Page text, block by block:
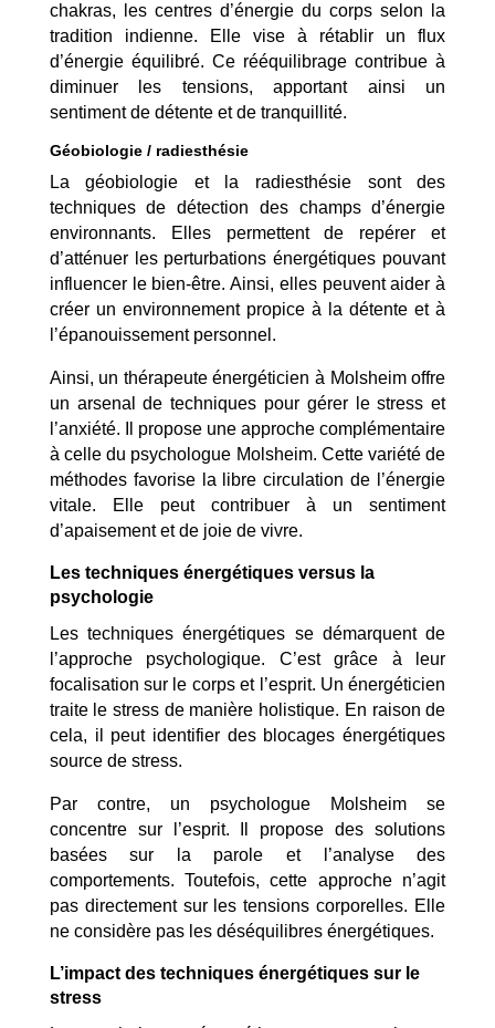
chakras, les centres d’énergie du corps selon la
tradition indienne. Elle vise à rétablir un flux
d’énergie équilibré. Ce rééquilibrage contribue à
diminuer les tensions, apportant ainsi un
sentiment de détente et de tranquillité.
Géobiologie / radiesthésie
La géobiologie et la radiesthésie sont des
techniques de détection des champs d’énergie
environnants. Elles permettent de repérer et
d’atténuer les perturbations énergétiques pouvant
influencer le bien-être. Ainsi, elles peuvent aider à
créer un environnement propice à la détente et à
l’épanouissement personnel.
Ainsi, un thérapeute énergéticien à Molsheim offre
un arsenal de techniques pour gérer le stress et
l’anxiété. Il propose une approche complémentaire
à celle du psychologue Molsheim. Cette variété de
méthodes favorise la libre circulation de l’énergie
vitale. Elle peut contribuer à un sentiment
d’apaisement et de joie de vivre.
Les techniques énergétiques versus la
psychologie
Les techniques énergétiques se démarquent de
l’approche psychologique. C’est grâce à leur
focalisation sur le corps et l’esprit. Un énergéticien
traite le stress de manière holistique. En raison de
cela, il peut identifier des blocages énergétiques
source de stress.
Par contre, un psychologue Molsheim se
concentre sur l’esprit. Il propose des solutions
basées sur la parole et l’analyse des
comportements. Toutefois, cette approche n’agit
pas directement sur les tensions corporelles. Elle
ne considère pas les déséquilibres énergétiques.
L’impact des techniques énergétiques sur le
stress